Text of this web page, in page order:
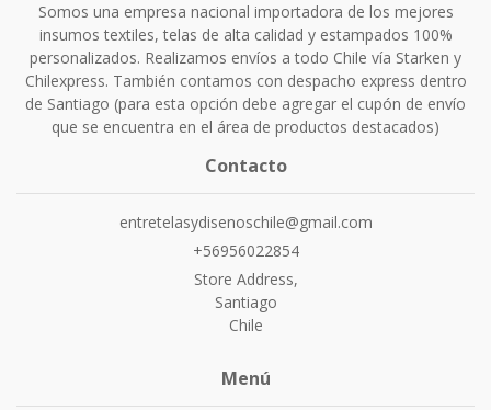
Somos una empresa nacional importadora de los mejores
insumos textiles, telas de alta calidad y estampados 100%
personalizados. Realizamos envíos a todo Chile vía Starken y
Chilexpress. También contamos con despacho express dentro
de Santiago (para esta opción debe agregar el cupón de envío
que se encuentra en el área de productos destacados)
Contacto
entretelasydisenoschile@gmail.com
+56956022854
Store Address,
Santiago
Chile
Menú